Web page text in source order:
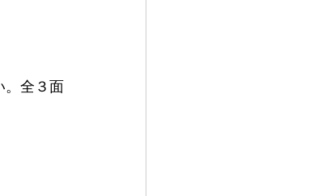
。全３面